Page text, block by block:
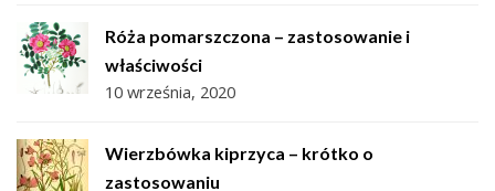
Róża pomarszczona – zastosowanie i
właściwości
10 września, 2020
Wierzbówka kiprzyca – krótko o
zastosowaniu